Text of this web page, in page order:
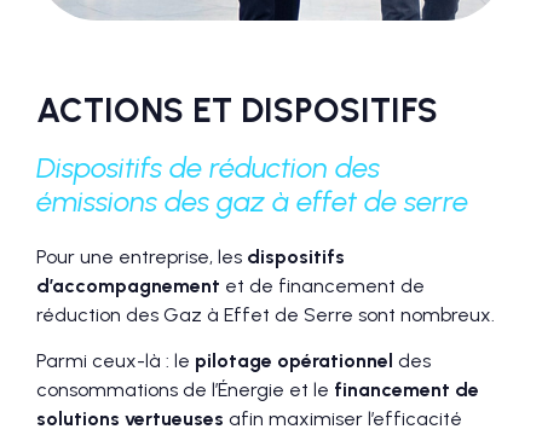
ACTIONS ET DISPOSITIFS
Dispositifs de réduction des
émissions des gaz à effet de serre
Pour une entreprise, les dispositifs
d’accompagnement et de financement de
réduction des Gaz à Effet de Serre sont nombreux.
Parmi ceux-là : le pilotage opérationnel des
consommations de l’Énergie et le financement de
solutions vertueuses afin maximiser l’efficacité